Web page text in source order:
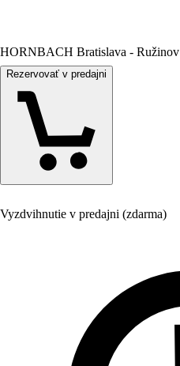
HORNBACH Bratislava - Ružinov
Rezervovať v predajni
Vyzdvihnutie v predajni (zdarma)